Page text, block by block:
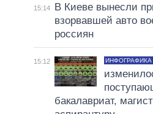
15:14
В Киеве вынесли
взорвавшей авто
россиян
15:12 ИНФОГРАФИКА
бакалавриат,